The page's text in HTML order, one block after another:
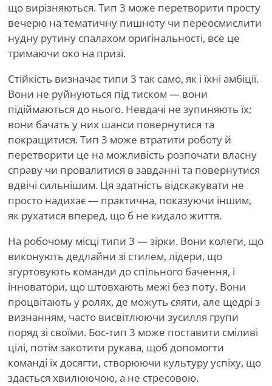
що вирізняються. Тип 3 може перетворити просту
вечерю на тематичну пишноту чи переосмислити
нудну рутину спалахом оригінальності, все це
тримаючи око на призі.
Стійкість визначає типи 3 так само, як і їхні амбіції.
Вони не руйнуються під тиском — вони
підіймаються до нього. Невдачі не зупиняють їх;
вони бачать у них шанси повернутися та
покращитися. Тип 3 може втратити роботу й
перетворити це на можливість розпочати власну
справу чи провалитися в завданні та повернутися
вдвічі сильнішим. Ця здатність відскакувати не
просто надихає — практична, показуючи іншим,
як рухатися вперед, що б не кидало життя.
На робочому місці типи 3 — зірки. Вони колеги, що
виконують дедлайни зі стилем, лідери, що
згуртовують команди до спільного бачення, і
інноватори, що штовхають межі без поту. Вони
процвітають у ролях, де можуть сяяти, але щедрі з
визнанням, часто висвітлюючи зусилля групи
поряд зі своїми. Бос-тип 3 може поставити сміливі
цілі, потім закотити рукава, щоб допомогти
команді їх досягти, створюючи культуру успіху, що
здається хвилюючою, а не стресовою.